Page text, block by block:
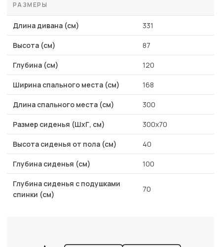
РАЗМЕРЫ
Длина дивана (см) 331
Высота (см) 87
Глубина (см) 120
Ширина спального места (см) 168
Длина спального места (см) 300
Размер сиденья (ШхГ, см) 300х70
Высота сиденья от пола (см) 40
Глубина сиденья (см) 100
Глубина сиденья с подушками
спинки (см)
70